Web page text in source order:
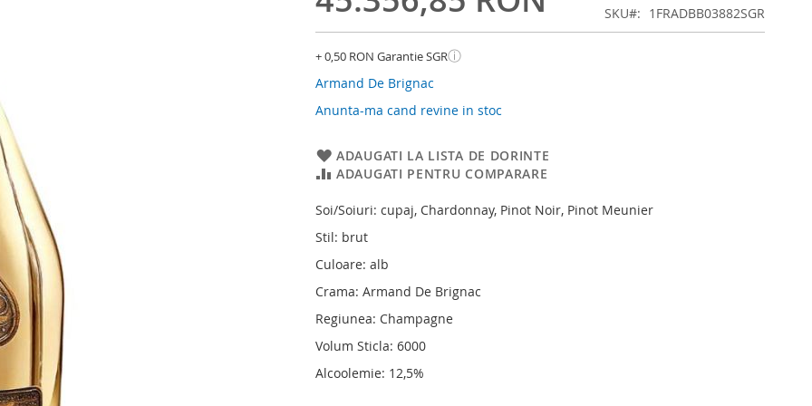
SKU
1FRADBB03882SGR
+ 0,50 RON Garantie SGRⓘ
Armand De Brignac
Anunta-ma cand revine in stoc
ADAUGATI LA LISTA DE DORINTE
ADAUGATI PENTRU COMPARARE
Soi/Soiuri: cupaj, Chardonnay, Pinot Noir, Pinot Meunier
Stil: brut
Culoare: alb
Crama: Armand De Brignac
Regiunea: Champagne
Volum Sticla: 6000
Alcoolemie: 12,5%